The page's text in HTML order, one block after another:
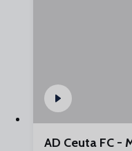
AD Ceuta FC -